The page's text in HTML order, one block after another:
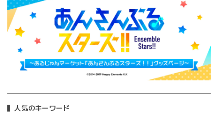
人気のキーワード